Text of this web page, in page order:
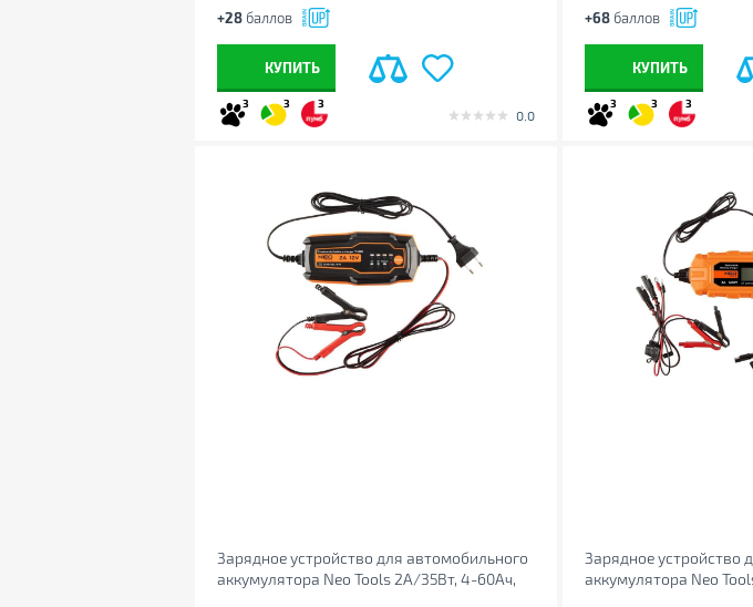
+28 баллов
КУПИТЬ
3 3 3
0.0
+68баллов
КУПИТЬ
3 3 3
Зарядное устройство для автомобильного
аккумулятора Neo Tools 2А/35Вт, 4-60Ач,
Зарядное устройство
аккумулятора Neo